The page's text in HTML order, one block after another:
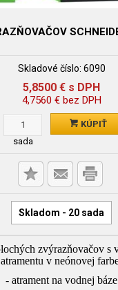
Skladové číslo: 6090
5,8500 € s DPH
4,7560 €bez DPH
sada
KÚPIŤ
Skladom - 20 sada
zvýrazňovačov s
atramentu v neónovej
- atrament na vodnej báze